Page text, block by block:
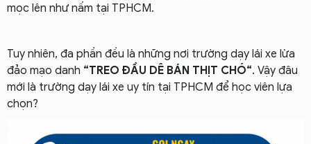
mọc lên như nấm tại TPHCM.
Tuy nhiên, đa phần đều là những nơi trường dạy lái xe lừa
đảo mạo danh “TREO ĐẦU DÊ BÁN THỊT CHÓ“. Vậy đâu
mới là trường dạy lái xe uy tín tại TPHCM để học viên lựa
chọn?